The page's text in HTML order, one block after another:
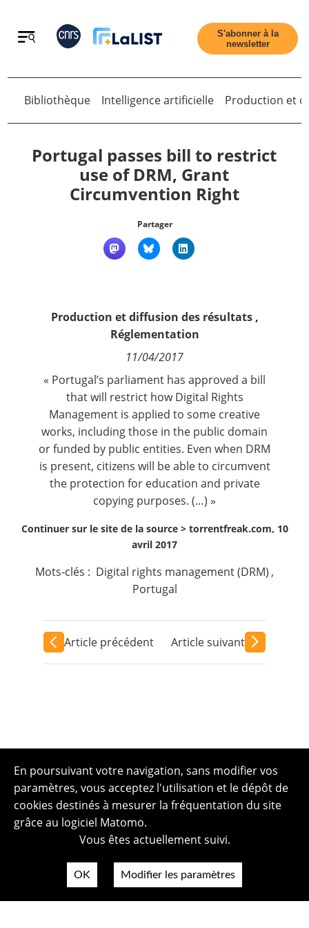
Retour
Contact
S'abonner à la
newsletter
Retour
Bibliothèque Intelligence artificielle Production et
Portugal passes bill to restrict
use of DRM, Grant
Circumvention Right
Partager
Production et diffusion des résultats,
Réglementation
11/04/2017
« Portugal’s parliament has approved a bill
that will restrict how Digital Rights
Management is applied to some creative
works, including those in the public domain
or funded by public entities. Even when DRM
is present, citizens will be able to circumvent
the protection for education and private
copying purposes. (…) »
Continuer sur le site de la source > torrentfreak.com, 10
avril 2017
Mots-clés : Digital rights management (DRM) ,
Portugal
Article précédent Article suivant
En poursuivant votre navigation, sans modifier vos
paramètres, vous acceptez l'utilisation et le dépôt de
cookies destinés à mesurer la fréquentation du site
grâce au logiciel Matomo.
Vous êtes actuellement suivi.
OK Modifier les paramètres